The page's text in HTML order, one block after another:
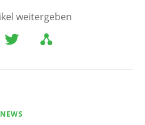
weitergeben